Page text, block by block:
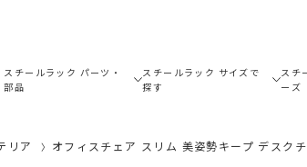
スチールラック パーツ・
部品
スチールラック サイズで
探す
スチ
ーズ
リア オフィスチェア スリム 美姿勢キープ デスク